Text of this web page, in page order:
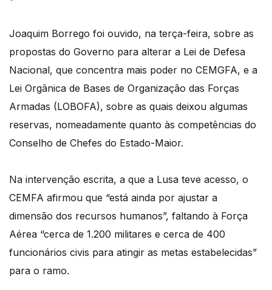
Joaquim Borrego foi ouvido, na terça-feira, sobre as
propostas do Governo para alterar a Lei de Defesa
Nacional, que concentra mais poder no CEMGFA, e a
Lei Orgânica de Bases de Organização das Forças
Armadas (LOBOFA), sobre as quais deixou algumas
reservas, nomeadamente quanto às competências do
Conselho de Chefes do Estado-Maior.
Na intervenção escrita, a que a Lusa teve acesso, o
CEMFA afirmou que “está ainda por ajustar a
dimensão dos recursos humanos”, faltando à Força
Aérea “cerca de 1.200 militares e cerca de 400
funcionários civis para atingir as metas estabelecidas”
para o ramo.